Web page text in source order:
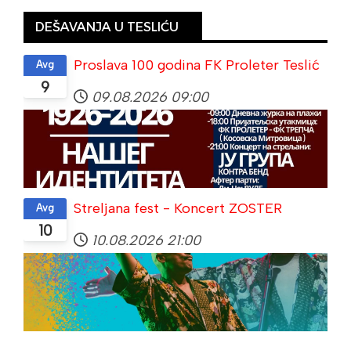
DEŠAVANJA U TESLIĆU
9
Avg
Proslava 100 godina FK Proleter Teslić
09.08.2026 09:00
10
Avg
Streljana fest - Koncert ZOSTER
10.08.2026 21:00